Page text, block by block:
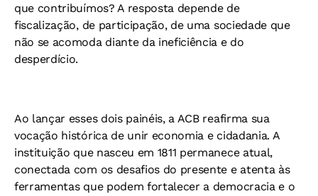
que contribuímos? A resposta depende de
fiscalização, de participação, de uma sociedade que
não se acomoda diante da ineficiência e do
desperdício.
Ao lançar esses dois painéis, a ACB reafirma sua
vocação histórica de unir economia e cidadania. A
instituição que nasceu em 1811 permanece atual,
conectada com os desafios do presente e atenta às
ferramentas que podem fortalecer a democracia e o